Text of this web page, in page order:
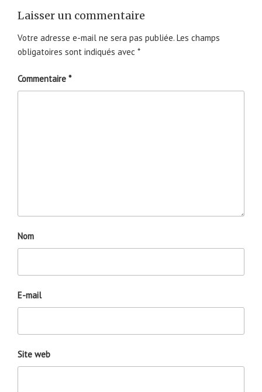
Laisser un commentaire
Votre adresse e-mail ne sera pas publiée. Les champs
obligatoires sont indiqués avec *
Commentaire *
Nom
E-mail
Site web